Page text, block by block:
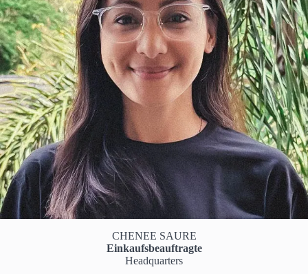
CHENEE SAURE
Einkaufsbeauftragte
Headquarters